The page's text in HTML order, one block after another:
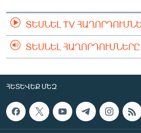
ՏԵՍՆԵԼ TV
ՏԵՍՆԵԼ ՀԱՂՈՐԴՈՒՄՆԵՐԸ
ՀԵՏԵՎԵՔ ՄԵԶ